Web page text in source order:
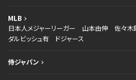
MLB
日本人メジャーリーガー
山本由伸 佐々木
ダルビッシュ有
ドジャース
侍ジャパン